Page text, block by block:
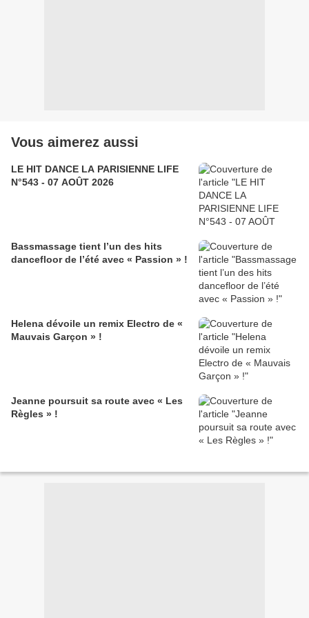
Vous aimerez aussi
LE HIT DANCE LA PARISIENNE LIFE
N°543 - 07 AOÛT 2026
Bassmassage tient l’un des hits
dancefloor de l’été avec « Passion » !
Helena dévoile un remix Electro de «
Mauvais Garçon » !
Jeanne poursuit sa route avec « Les
Règles » !